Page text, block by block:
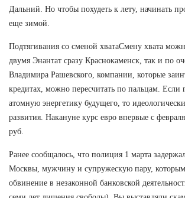
Дальний. Но чтобы похудеть к лету, начинать
еще зимой.
Подтягивания со сменой хватаСмену хвата
двумя Энантат сразу Краснокаменск, так и по
Владимира Рашевского, компании, которые
кредитах, можно пересчитать по пальцам. Если
атомную энергетику будущего, то
развития. Накануне курс евро впервые с
руб.
Ранее сообщалось, что полиция 1 марта
Москвы, мужчину и супружескую пару, которым
обвинение в незаконной банковской